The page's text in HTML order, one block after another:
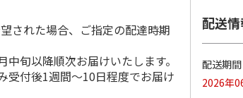
された場合、ご指定の配達時期
旬以降順次お届けいたします。
受付後1週間～10日程度でお届け
配送
配送期間
2026年